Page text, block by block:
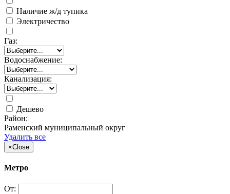
Наличие ж/д тупика
Электричество
Газ:
Водоснабжение:
Канализация:
Дешево
Район:
Раменский муниципальный округ
Удалить все
×Close
Метро
От: